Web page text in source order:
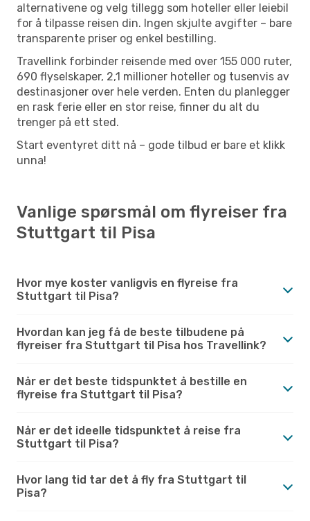
alternativene og velg tillegg som hoteller eller leiebil
for å tilpasse reisen din. Ingen skjulte avgifter – bare
transparente priser og enkel bestilling.
Travellink forbinder reisende med over 155 000 ruter,
690 flyselskaper, 2,1 millioner hoteller og tusenvis av
destinasjoner over hele verden. Enten du planlegger
en rask ferie eller en stor reise, finner du alt du
trenger på ett sted.
Start eventyret ditt nå – gode tilbud er bare et klikk
unna!
Vanlige spørsmål om flyreiser fra
Stuttgart til Pisa
Hvor mye koster vanligvis en flyreise fra
Stuttgart til Pisa?
Hvordan kan jeg få de beste tilbudene på
flyreiser fra Stuttgart til Pisa hos Travellink?
Når er det beste tidspunktet å bestille en
flyreise fra Stuttgart til Pisa?
Når er det ideelle tidspunktet å reise fra
Stuttgart til Pisa?
Hvor lang tid tar det å fly fra Stuttgart til
Pisa?